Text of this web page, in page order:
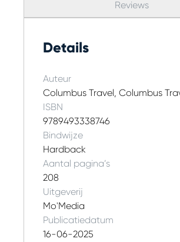
Reviews
Details
Auteur
Columbus Travel, Columbus
ISBN
9789493338746
Bindwijze
Hardback
Aantal pagina’s
208
Uitgeverij
Mo'Media
Publicatiedatum
16-06-2025